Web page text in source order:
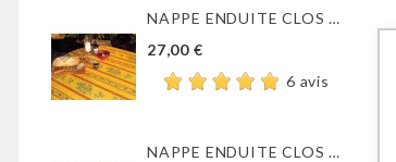
NAPPE ENDUITE CLOS DES...
27,00 €
6 avis
NAPPE ENDUITE CLOS DES...